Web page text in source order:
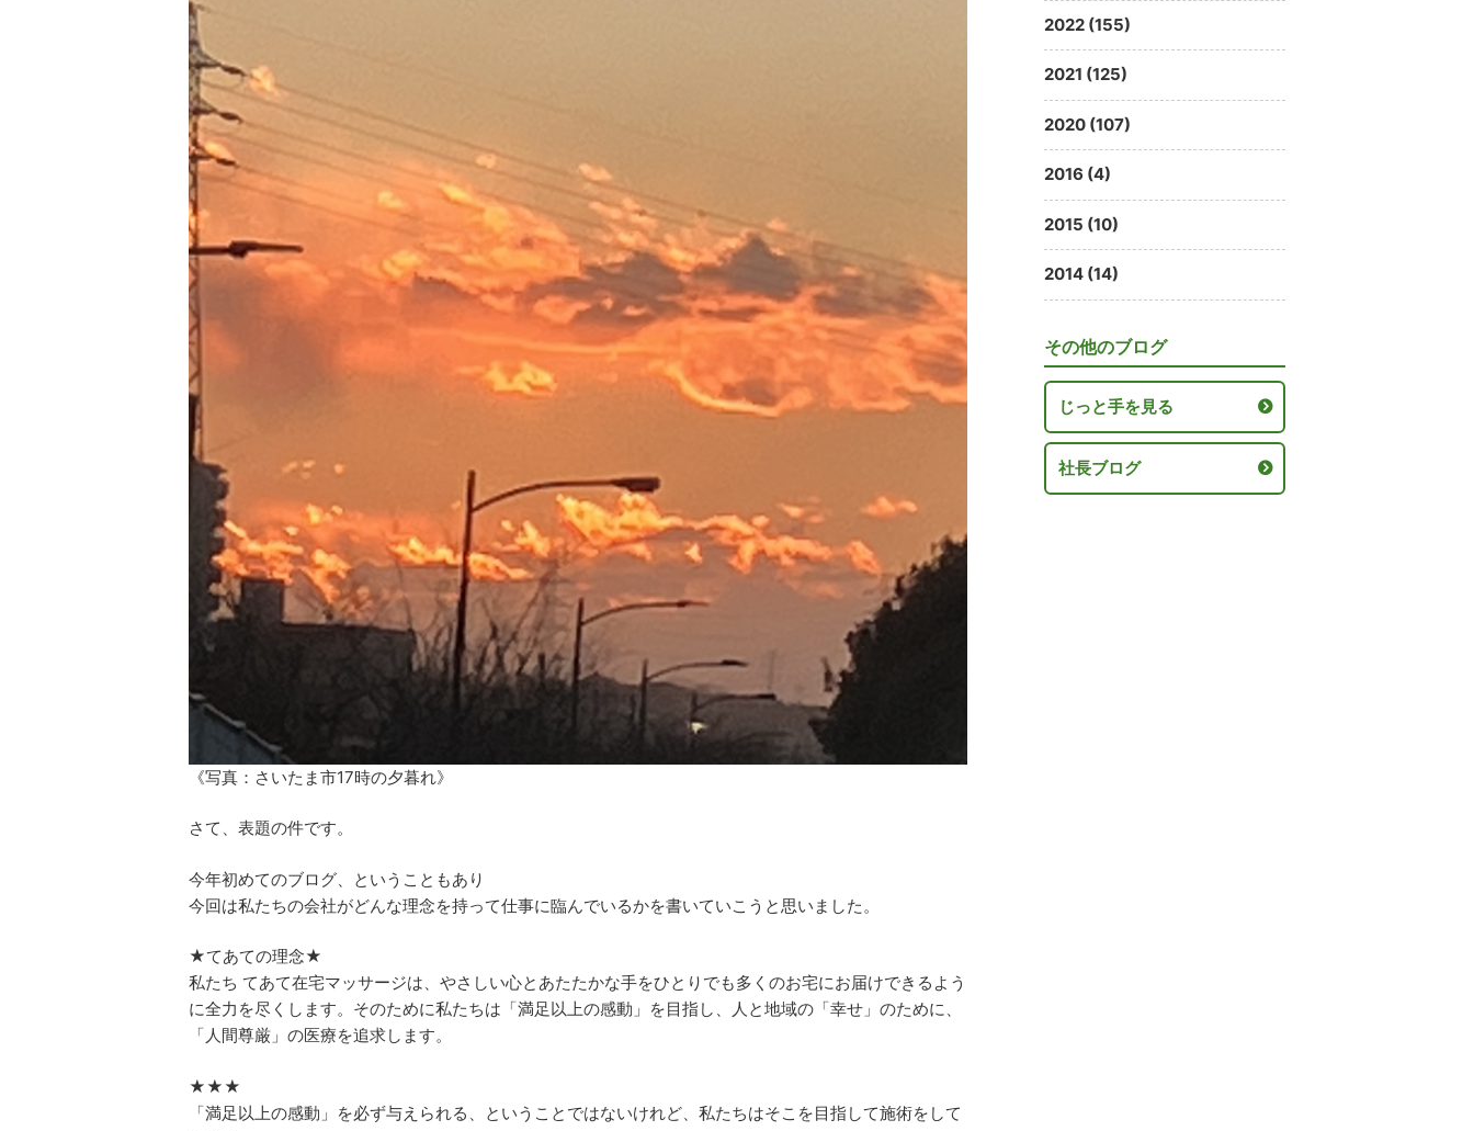
《写真：さいたま市17時の夕暮れ》
さて、表題の件です。
今年初めてのブログ、ということもあり
今回は私たちの会社がどんな理念を持って仕事に臨んでいるかを書いていこうと思いました。
★てあての理念★
私たち てあて在宅マッサージは、やさしい心とあたたかな手をひとりでも多くのお宅にお届けできるよう
に全力を尽くします。そのために私たちは「満足以上の感動」を目指し、人と地域の「幸せ」のために、
「人間尊厳」の医療を追求します。
★★★
「満足以上の感動」を必ず与えられる、ということではないけれど、私たちはそこを目指して施術をして
2022 (155)
2021 (125)
2020 (107)
2016 (4)
2015 (10)
2014 (14)
その他のブログ
じっと手を見る
社長ブログ